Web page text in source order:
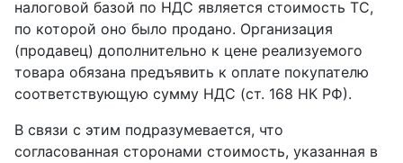
налоговой базой по НДС является стоимость ТС,
по которой оно было продано. Организация
(продавец) дополнительно к цене реализуемого
товара обязана предъявить к оплате покупателю
соответствующую сумму НДС (ст. 168 НК РФ).
В связи с этим подразумевается, что
согласованная сторонами стоимость, указанная в